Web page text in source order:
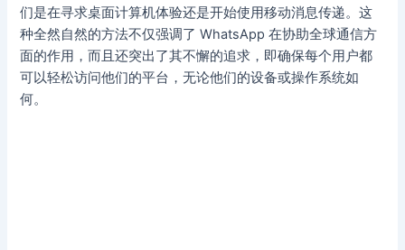
们是在寻求桌面计算机体验还是开始使用移动消息传递。这
种全然自然的方法不仅强调了 WhatsApp 在协助全球通信方
面的作用，而且还突出了其不懈的追求，即确保每个用户都
可以轻松访问他们的平台，无论他们的设备或操作系统如
何。